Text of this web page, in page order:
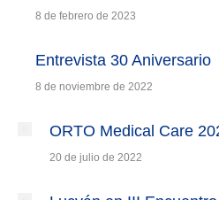
8 de febrero de 2023
Entrevista 30 Aniversario
8 de noviembre de 2022
ORTO Medical Care
20 de julio de 2022